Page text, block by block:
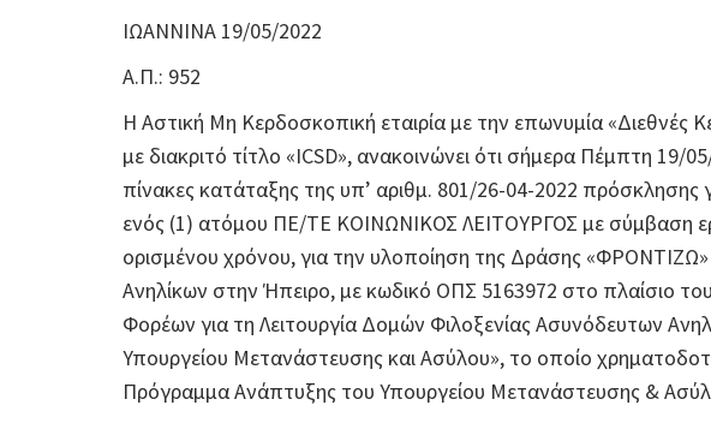
ΙΩΑΝΝΙΝΑ 19/05/2022
Α.Π.: 952
Η Αστική Μη Κερδοσκοπική εταιρία με την επωνυμία «Διεθνές
με διακριτό τίτλο «ICSD», ανακοινώνει ότι σήμερα Πέμπτη 19/
πίνακες κατάταξης της υπ’ αριθμ. 801/26-04-2022
ενός (1) ατόμου ΠΕ/ΤΕ ΚΟΙΝΩΝΙΚΟΣ ΛΕΙΤΟΥΡΓΟΣ με σύμβαση
ορισμένου χρόνου, για την υλοποίηση της Δράσης
Ανηλίκων στην Ήπειρο, με κωδικό ΟΠΣ 5163972 στο πλαίσιο
Φορέων για τη Λειτουργία Δομών Φιλοξενίας Ασυνόδευτων
Υπουργείου Μετανάστευσης και Ασύλου», το οποίο
Πρόγραμμα Ανάπτυξης του Υπουργείου Μετανάστευσης &